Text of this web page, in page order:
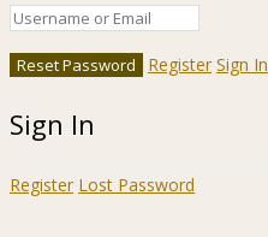
Register Sign In
Sign In
Register Lost Password